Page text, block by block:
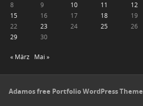
8
9 10 11 12
15
16 17 18 19
22
23 24 25 26
29
30
« März Mai »
Adamos free Portfolio WordPress Theme